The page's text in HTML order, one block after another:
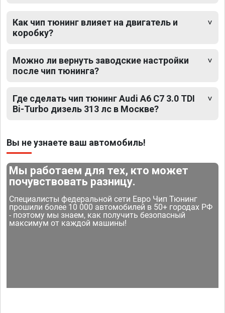
Как чип тюнинг влияет на двигатель и
коробку?
Можно ли вернуть заводские настройки
после чип тюнинга?
Где сделать чип тюнинг Audi A6 C7 3.0 TDI
Bi-Turbo дизель 313 лс в Москве?
Вы не узнаете ваш автомобиль!
Мы работаем для тех, кто может
почувствовать разницу.
Специалисты федеральной сети Евро Чип Тюнинг
прошили более 10 000 автомобилей в 50+ городах РФ
- поэтому мы знаем, как получить безопасный
максимум от каждой машины!